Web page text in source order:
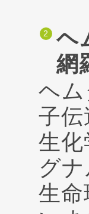
ヘ
網
ヘ
子伝
生化
グ
生命